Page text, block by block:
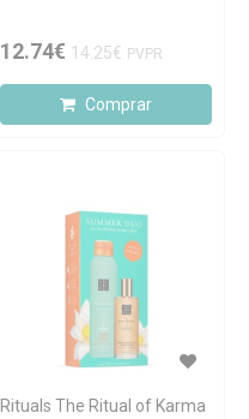
12.74€ 14.25€ PVPR
Comprar
Rituals The Ritual of Karma